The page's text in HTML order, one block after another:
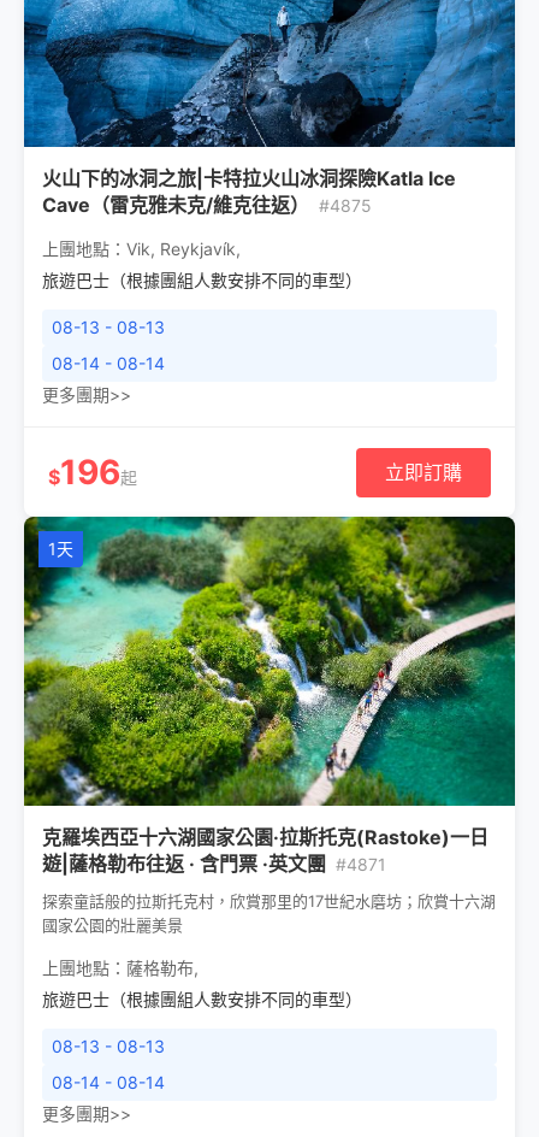
火山下的冰洞之旅|卡特拉火山冰洞探險Katla lce
Cave（雷克雅未克/維克往返）
#4875
上團地點： Vik, Reykjavík,
旅遊巴士（根據團組人數安排不同的車型）
08-13 - 08-13
08-14 - 08-14
更多團期>>
$196起 立即訂購
1天
克羅埃西亞十六湖國家公園·拉斯托克(Rastoke)一日
遊|薩格勒布往返 · 含門票 ·英文團 #4871
探索童話般的拉斯托克村，欣賞那里的17世紀水磨坊；欣賞十六湖
國家公園的壯麗美景
上團地點： 薩格勒布,
旅遊巴士（根據團組人數安排不同的車型）
08-13 - 08-13
08-14 - 08-14
更多團期>>